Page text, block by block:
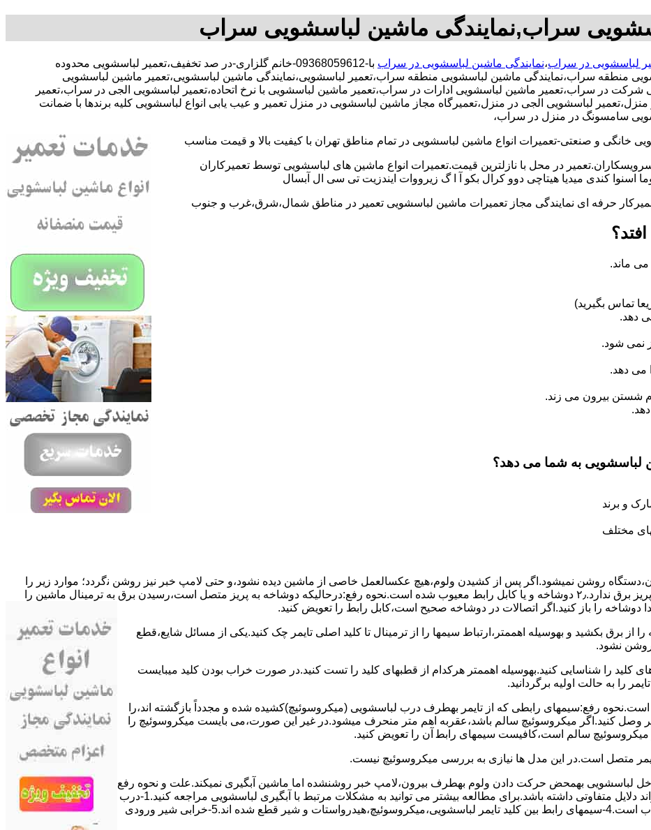
سراب,نمایندگی ماشین لباسشویی سراب
لباسشویی در سراب،نمایندگی ماشین لباسشویی در سراب
با-09368059612-خانم گلزاری-در صد تخفیف،تعمیر لباسشویی محدوده
منطقه سراب،نمایندگی ماشین لباسشویی منطقه سراب،تعمیر لباسشویی،نمایندگی ماشین لباسشویی،تعمیر ماشین لباسشویی
در سراب،تعمیر ماشین لباسشویی ادارات در سراب،تعمیر ماشین لباسشویی با نرخ اتحاده،تعمیر لباسشویی الجی در سراب،تعمیر
لباسشویی الجی در منزل،تعمیرگاه مجاز ماشین لباسشویی در منزل تعمیر و عیب یابی انواع لباسشویی کلیه برندها با ضمانت
سامسونگ در منزل در سراب،
و صنعتی-تعمیرات انواع ماشین لباسشویی در تمام مناطق تهران با کیفیت بالا و قیمت مناسب
در محل با نازلترین قیمت.تعمیرات انواع ماشین های لباسشویی توسط تعمیرکاران
کندی میدیا هیتاچی دوو کرال بکو آ ا گ زیرووات ایندزیت تی سی ال آبسال
حرفه ای نمایندگی مجاز تعمیرات ماشین لباسشویی تعمیر در مناطق شمال،شرق،غرب و جنوب
ماند.
تماس بگیرید)
دهد.
نمی شود.
می دهد.
شستن بیرون می زند.
لباسشویی به شما می دهد؟
و برند
مختلف
روﺷﻦ نمیشود.اﮔﺮ ﭘﺲ از ﮐﺸﯿﺪن وﻟﻮم،ﻫﯿﭻ عکسالعمل ﺧﺎﺻﯽ از ﻣﺎﺷﯿﻦ دﯾﺪه نشود،و حتی ﻻﻣﭗ ﺧﺒﺮ ﻧﯿﺰ روﺷﻦ ﻧگردد؛ موارد زیر را
بعنوان ﻋﻠﻞ احتمالی بروز چنین مشکلی در نظر داشته باشید:۱٫ ﭘﺮﯾﺰ ﺑﺮق ﻧﺪارد.۲٫ دوﺷﺎﺧﻪ و ﯾﺎ ﮐﺎﺑﻞ راﺑﻂ ﻣﻌﯿﻮب ﺷﺪه است.نحوه رفع:درحالیکه دوﺷﺎﺧﻪ ﺑﻪ ﭘﺮﯾﺰ ﻣﺘﺼﻞ اﺳﺖ،رﺳﯿﺪن ﺑﺮق ﺑﻪ ﺗﺮﻣﯿﻨﺎل ﻣﺎﺷﯿﻦ را
دوشاخه را باز کنید.اﮔﺮ اﺗﺼﺎﻻت در دوشاخه ﺻﺤﯿﺢ اﺳﺖ،ﮐﺎﺑﻞ راﺑﻂ را ﺗﻌﻮﯾﺾ کنید.
از ﺑﺮق بکشید و بهوسیله اهممتر،ارﺗﺒﺎط سیمها را از ﺗﺮﻣﯿﻨﺎل ﺗﺎ ﮐﻠﯿﺪ اﺻﻠﯽ ﺗﺎﯾﻤﺮ چک کنید.یکی از مسائل شایع،ﻗﻄﻊ
نشود.
ﻫﺎی ﮐﻠﯿﺪ را ﺷﻨﺎﺳﺎﯾﯽ کنید.بهوسیله اهممتر هرکدام از قطبهای ﮐﻠﯿﺪ را ﺗﺴﺖ ﮐﻨﯿﺪ.در ﺻﻮرت ﺧﺮاب ﺑﻮدن ﮐﻠﯿﺪ میبایست
را به حالت اوﻟﯿﻪ برگردانید.
اﺳﺖ.نحوه رفع:سیمهای راﺑﻄﯽ ﮐﻪ از ﺗﺎﯾﻤﺮ بهطرف درب لباسشویی (ﻣﯿﮑﺮوﺳﻮﺋﯿﭻ)کشیده شده و مجدداً بازگشته اند،را
وصل کنید.اﮔﺮ ﻣﯿﮑﺮوﺳﻮﺋﯿﭻ ﺳﺎﻟﻢ ﺑﺎﺷﺪ،ﻋﻘﺮﺑﻪ اهم متر ﻣﻨﺤﺮف میشود.در ﻏﯿﺮ اﯾﻦ ﺻﻮرت،می بایست ﻣﯿﮑﺮوﺳﻮﺋﯿﭻ را
ﻣﯿﮑﺮوﺳﻮﺋﯿﭻ ﺳﺎﻟﻢ اﺳﺖ،ﮐﺎﻓﯿﺴﺖ سیمهای راﺑﻄ آن را ﺗﻌﻮﯾﺾ کنید.
ﻣﺘﺼﻞ اﺳﺖ.در اﯾﻦ مدل ها ﻧﯿﺎزی ﺑﻪ بررسی ﻣﯿﮑﺮوﺳﻮﺋﯿﭻ نیست.
داخل لباسشویی بهمحض ﺣﺮﮐﺖ دادن وﻟﻮم بهطرف ﺑﯿﺮون،ﻻﻣﭗ ﺧﺒﺮ روشنشده اﻣﺎ ﻣﺎﺷﯿﻦ آﺑﮕﯿﺮی نمیکند.ﻋﻠﺖ و نحوه رﻓﻊ
مشکل:آبگیری کند ماشین لباسشویی و یا آبگیر نکردن آن می تواند دلایل متفاوتی داشته باشد.برای مطالعه بیشتر می توانید به مشکلات مرتبط با آبگیری لباسشویی مراجعه کنید.1-درب
ﻣﺎﺷﯿﻦ ﺑﺎز اﺳﺖ.2-ﻣﯿﮑﺮوﺳﻮﺋﯿﭻ ﺧﺮاب اﺳﺖ.3-ﻫﯿﺪرواﺳﺘﺎت ﺧﺮاب اﺳﺖ.4-سیمهای راﺑﻂ ﺑﯿﻦ ﮐﻠﯿﺪ ﺗﺎﯾﻤﺮ لباسشویی،ﻣﯿﮑﺮوﺳﻮﺋﯿﭻ،ﻫﯿﺪرواﺳﺘﺎت و ﺷﯿﺮ ﻗﻄﻊ ﺷﺪه اند.5-خرابی شیر ورودی